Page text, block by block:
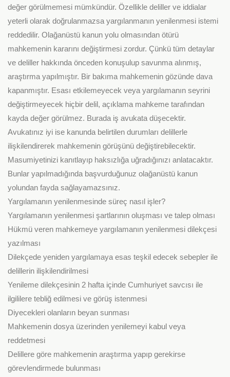
değer görülmemesi mümkündür. Özellikle deliller ve iddialar
yeterli olarak doğrulanmazsa yargılanmanın yenilenmesi istemi
reddedilir. Olağanüstü kanun yolu olmasından ötürü
mahkemenin kararını değiştirmesi zordur. Çünkü tüm detaylar
ve deliller hakkında önceden konuşulup savunma alınmış,
araştırma yapılmıştır. Bir bakıma mahkemenin gözünde dava
kapanmıştır. Esası etkilemeyecek veya yargılamanın seyrini
değiştirmeyecek hiçbir delil, açıklama mahkeme tarafından
kayda değer görülmez. Burada iş avukata düşecektir.
Avukatınız iyi ise kanunda belirtilen durumları delillerle
ilişkilendirerek mahkemenin görüşünü değiştirebilecektir.
Masumiyetinizi kanıtlayıp haksızlığa uğradığınızı anlatacaktır.
Bunlar yapılmadığında başvurduğunuz olağanüstü kanun
yolundan fayda sağlayamazsınız.
Yargılamanın yenilenmesinde süreç nasıl işler?
Yargılamanın yenilenmesi şartlarının oluşması ve talep olması
Hükmü veren mahkemeye yargılamanın yenilenmesi dilekçesi
yazılması
Dilekçede yeniden yargılamaya esas teşkil edecek sebepler ile
delillerin ilişkilendirilmesi
Yenileme dilekçesinin 2 hafta içinde Cumhuriyet savcısı ile
ilgililere tebliğ edilmesi ve görüş istenmesi
Diyecekleri olanların beyan sunması
Mahkemenin dosya üzerinden yenilemeyi kabul veya
reddetmesi
Delillere göre mahkemenin araştırma yapıp gerekirse
görevlendirmede bulunması